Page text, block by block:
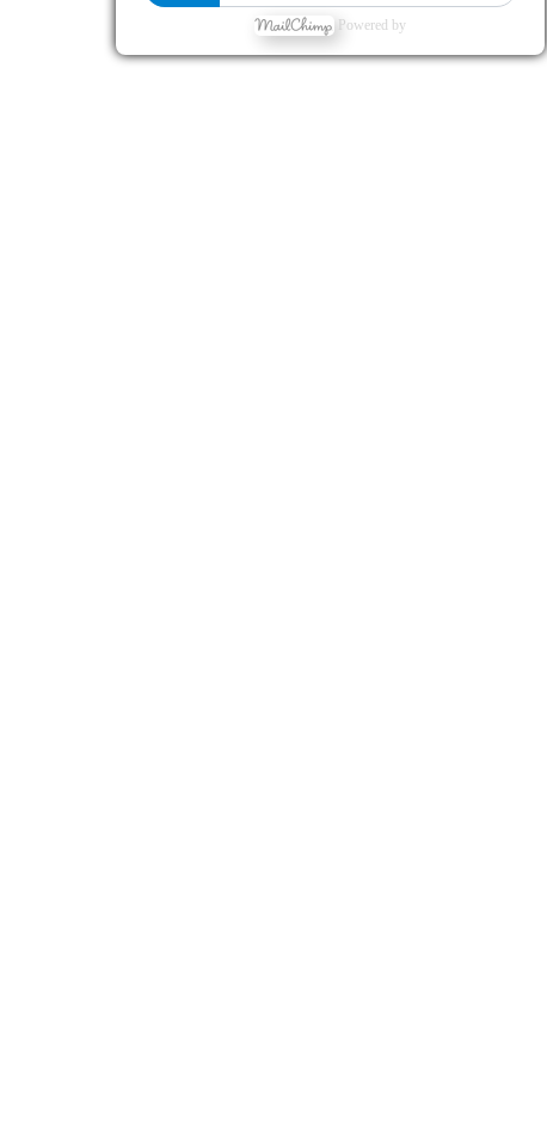
Powered by